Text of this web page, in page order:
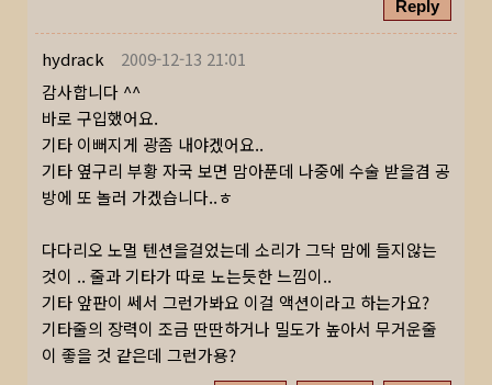
Reply
hydrack
2009-12-13 21:01
감사합니다 ^^
바로 구입했어요.
기타 이뻐지게 광좀 내야겠어요..
기타 옆구리 부황 자국 보면 맘아푼데 나중에 수술 받을겸 공
방에 또 놀러 가겠습니다..ㅎ
다다리오 노멀 텐션을걸었는데 소리가 그닥 맘에 들지않는
것이 .. 줄과 기타가 따로 노는듯한 느낌이..
기타 앞판이 쎄서 그런가봐요 이걸 액션이라고 하는가요?
기타줄의 장력이 조금 딴딴하거나 밀도가 높아서 무거운줄
이 좋을 것 같은데 그런가용?